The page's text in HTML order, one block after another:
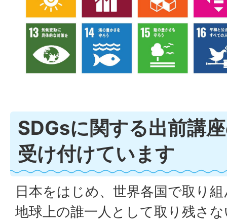
SDGsに関する出前講
受け付けています
日本をはじめ、世界各国で取り
地球上の誰一人として取り残さ